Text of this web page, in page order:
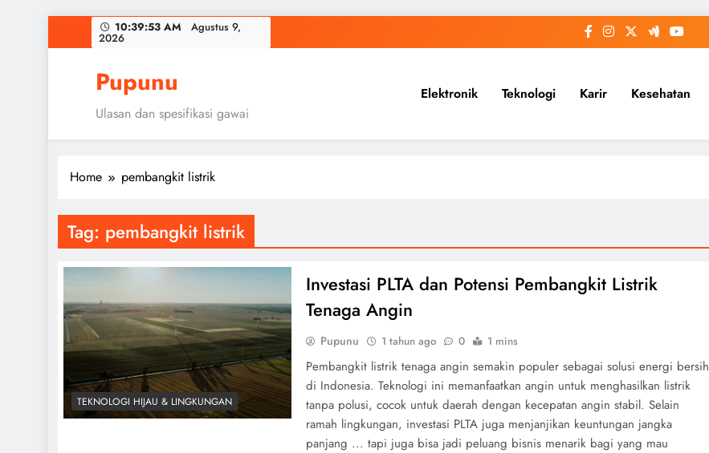
to
10:39:54 AM Agustus 9,
2026
Pupunu
Ulasan dan spesifikasi gawai
Elektronik Teknologi Karir Kesehatan
Home pembangkit listrik
Tag: pembangkit listrik
TEKNOLOGI HIJAU & LINGKUNGAN
Investasi PLTA dan Potensi Pembangkit Listrik
Tenaga Angin
Pupunu 1 tahun ago 0 1 mins
Pembangkit listrik tenaga angin semakin populer sebagai solusi energi bersih
di Indonesia. Teknologi ini memanfaatkan angin untuk menghasilkan listrik
tanpa polusi, cocok untuk daerah dengan kecepatan angin stabil. Selain
ramah lingkungan, investasi PLTA juga menjanjikan keuntungan jangka
panjang ... tapi juga bisa jadi peluang bisnis menarik bagi yang mau